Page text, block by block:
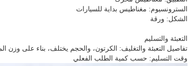
السترونسيوم: مغناطيس بداية للسيارات
الشكل: ورقة
التعبئة والتسليم
تفاصيل التعبئة والتغليف: الكرتون، والحجم يختلف، بناء على وزن
وقت التسليم: حسب كمية الطلب الفعلي